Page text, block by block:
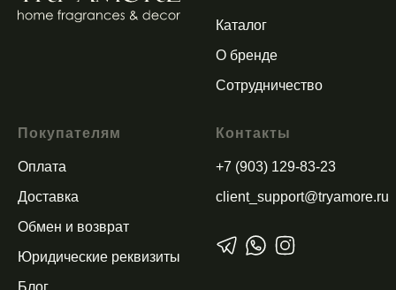
Каталог
О бренде
Сотрудничество
Покупателям
Оплата
Доставка
Обмен и возврат
Юридические реквизиты
Блог
Контакты
+7 (903) 129-83-23
client_support@tryamore.ru